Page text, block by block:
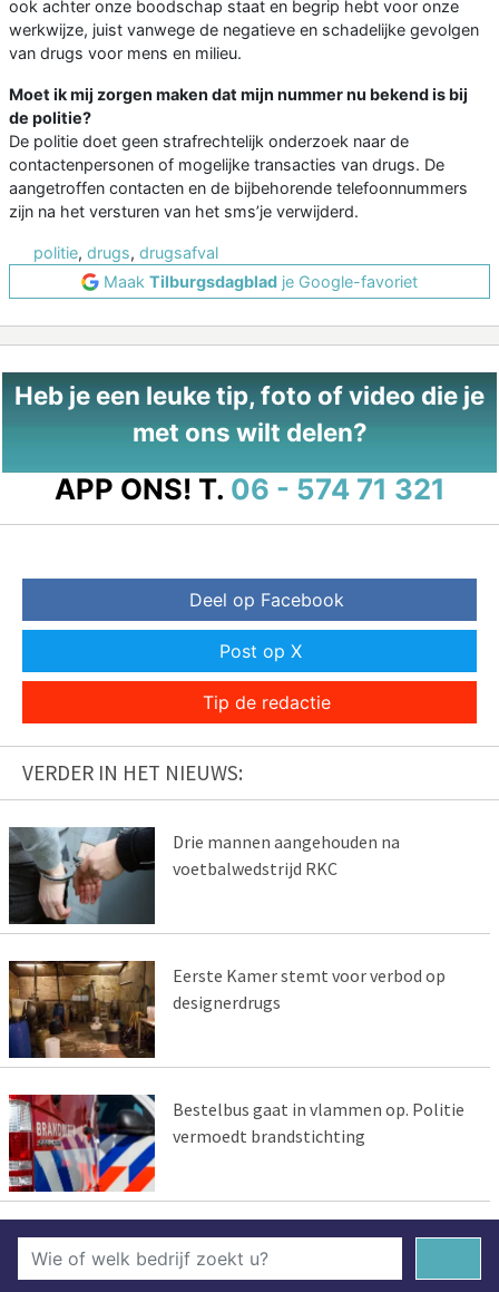
ook achter onze boodschap staat en begrip hebt voor onze
werkwijze, juist vanwege de negatieve en schadelijke gevolgen
van drugs voor mens en milieu.
Moet ik mij zorgen maken dat mijn nummer nu bekend is bij
de politie?
De politie doet geen strafrechtelijk onderzoek naar de
contactenpersonen of mogelijke transacties van drugs. De
aangetroffen contacten en de bijbehorende telefoonnummers
zijn na het versturen van het sms’je verwijderd.
politie, drugs, drugsafval
Maak Tilburgsdagblad je Google-favoriet
Heb je een leuke tip, foto of video die je
met ons wilt delen?
APP ONS! T. 06 - 574 71 321
Deel op Facebook
Post op X
Tip de redactie
VERDER IN HET NIEUWS:
Drie mannen aangehouden na
voetbalwedstrijd RKC
Eerste Kamer stemt voor verbod op
designerdrugs
Bestelbus gaat in vlammen op. Politie
vermoedt brandstichting